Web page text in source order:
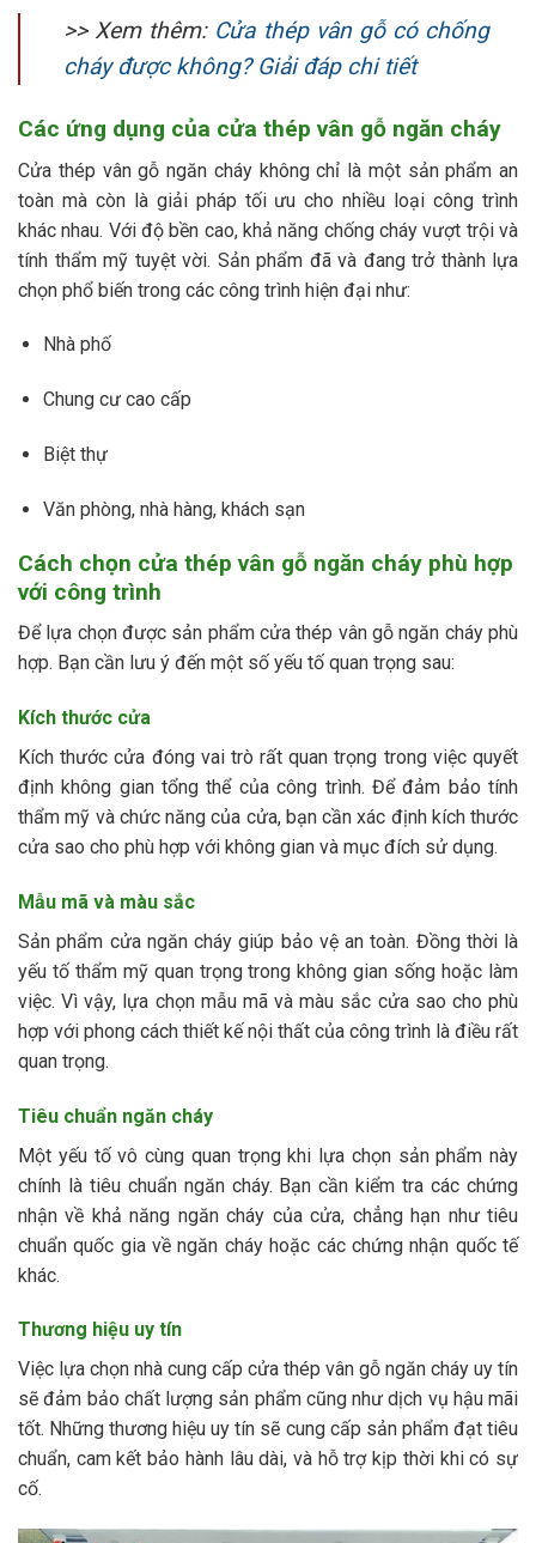
>> Xem thêm: Cửa thép vân gỗ có chống
cháy được không? Giải đáp chi tiết
Các ứng dụng của cửa thép vân gỗ ngăn cháy
Cửa thép vân gỗ ngăn cháy không chỉ là một sản phẩm an
toàn mà còn là giải pháp tối ưu cho nhiều loại công trình
khác nhau. Với độ bền cao, khả năng chống cháy vượt trội và
tính thẩm mỹ tuyệt vời. Sản phẩm đã và đang trở thành lựa
chọn phổ biến trong các công trình hiện đại như:
Nhà phố
Chung cư cao cấp
Biệt thự
Văn phòng, nhà hàng, khách sạn
Cách chọn cửa thép vân gỗ ngăn cháy phù hợp
với công trình
Để lựa chọn được sản phẩm cửa thép vân gỗ ngăn cháy phù
hợp. Bạn cần lưu ý đến một số yếu tố quan trọng sau:
Kích thước cửa
Kích thước cửa đóng vai trò rất quan trọng trong việc quyết
định không gian tổng thể của công trình. Để đảm bảo tính
thẩm mỹ và chức năng của cửa, bạn cần xác định kích thước
cửa sao cho phù hợp với không gian và mục đích sử dụng.
Mẫu mã và màu sắc
Sản phẩm cửa ngăn cháy giúp bảo vệ an toàn. Đồng thời là
yếu tố thẩm mỹ quan trọng trong không gian sống hoặc làm
việc. Vì vậy, lựa chọn mẫu mã và màu sắc cửa sao cho phù
hợp với phong cách thiết kế nội thất của công trình là điều rất
quan trọng.
Tiêu chuẩn ngăn cháy
Một yếu tố vô cùng quan trọng khi lựa chọn sản phẩm này
chính là tiêu chuẩn ngăn cháy. Bạn cần kiểm tra các chứng
nhận về khả năng ngăn cháy của cửa, chẳng hạn như tiêu
chuẩn quốc gia về ngăn cháy hoặc các chứng nhận quốc tế
khác.
Thương hiệu uy tín
Việc lựa chọn nhà cung cấp cửa thép vân gỗ ngăn cháy uy tín
sẽ đảm bảo chất lượng sản phẩm cũng như dịch vụ hậu mãi
tốt. Những thương hiệu uy tín sẽ cung cấp sản phẩm đạt tiêu
chuẩn, cam kết bảo hành lâu dài, và hỗ trợ kịp thời khi có sự
cố.